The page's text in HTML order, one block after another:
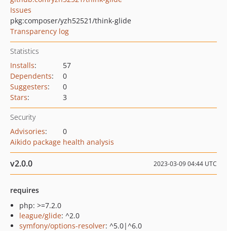
Issues
pkg:composer/yzh52521/think-glide
Transparency log
Statistics
Installs:
57
Dependents:
0
Suggesters:
0
Stars: 3
Security
Advisories:
0
Aikido package health analysis
v2.0.0 2023-03-09 04:44 UTC
requires
php: >=7.2.0
league/glide: ^2.0
symfony/options-resolver: ^5.0|^6.0